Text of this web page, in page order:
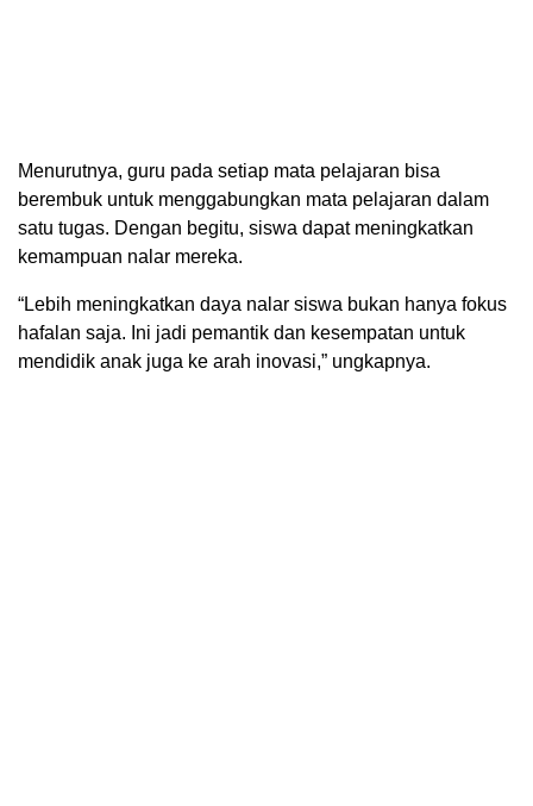
Menurutnya, guru pada setiap mata pelajaran bisa
berembuk untuk menggabungkan mata pelajaran dalam
satu tugas. Dengan begitu, siswa dapat meningkatkan
kemampuan nalar mereka.
“Lebih meningkatkan daya nalar siswa bukan hanya fokus
hafalan saja. Ini jadi pemantik dan kesempatan untuk
mendidik anak juga ke arah inovasi,” ungkapnya.